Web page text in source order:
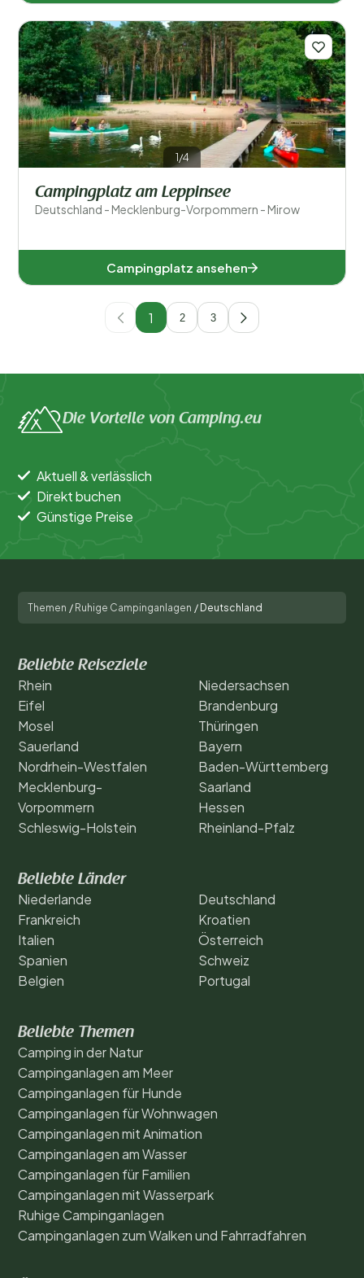
1/4
Campingplatz am Leppinsee
Deutschland - Mecklenburg-Vorpommern - Mirow
Campingplatz ansehen
1 2 3
Die Vorteile von Camping.eu
Aktuell & verlässlich
Direkt buchen
Günstige Preise
Themen / Ruhige Campinganlagen / Deutschland
Beliebte Reiseziele
Rhein
Eifel
Mosel
Sauerland
Nordrhein-Westfalen
Mecklenburg-
Vorpommern
Schleswig-Holstein
Niedersachsen
Brandenburg
Thüringen
Bayern
Baden-Württemberg
Saarland
Hessen
Rheinland-Pfalz
Beliebte Länder
Niederlande
Frankreich
Italien
Spanien
Belgien
Deutschland
Kroatien
Österreich
Schweiz
Portugal
Beliebte Themen
Camping in der Natur
Campinganlagen am Meer
Campinganlagen für Hunde
Campinganlagen für Wohnwagen
Campinganlagen mit Animation
Campinganlagen am Wasser
Campinganlagen für Familien
Campinganlagen mit Wasserpark
Ruhige Campinganlagen
Campinganlagen zum Walken und Fahrradfahren